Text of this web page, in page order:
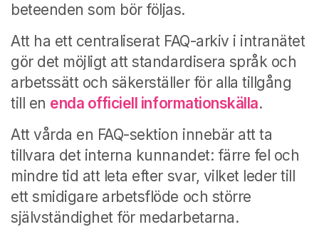
beteenden som bör följas.
Att ha ett centraliserat FAQ-arkiv i intranätet
gör det möjligt att standardisera språk och
arbetssätt och säkerställer för alla tillgång
till en enda officiell informationskälla.
Att vårda en FAQ-sektion innebär att ta
tillvara det interna kunnandet: färre fel och
mindre tid att leta efter svar, vilket leder till
ett smidigare arbetsflöde och större
självständighet för medarbetarna.